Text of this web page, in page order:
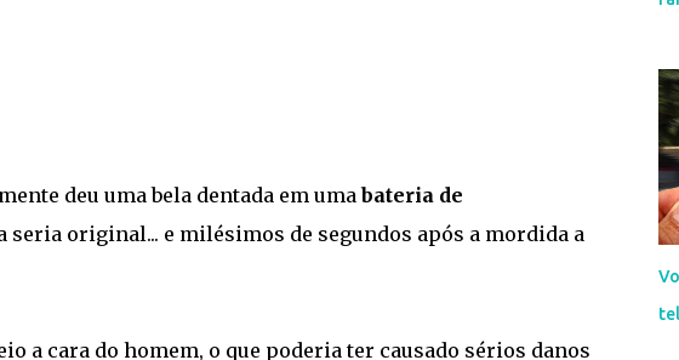
deu uma bela dentada em umabateria de
seria original... e milésimos de segundos após a mordida a
a cara do homem, o que poderia ter causado sérios danos